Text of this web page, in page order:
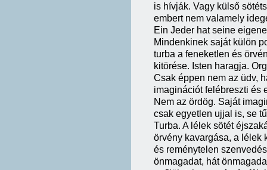
is hívják. Vagy külső
embert nem valamely
Ein Jeder hat seine
Mindenkinek saját külön
turba a feneketlen és
kitörése. Isten haragja.
Csak éppen nem az üdv,
imaginációt felébreszti és
Nem az ördög. Saját
csak egyetlen ujjal is, se
Turba. A lélek sötét
örvény kavargása, a lélek
és reménytelen
önmagadat, hát